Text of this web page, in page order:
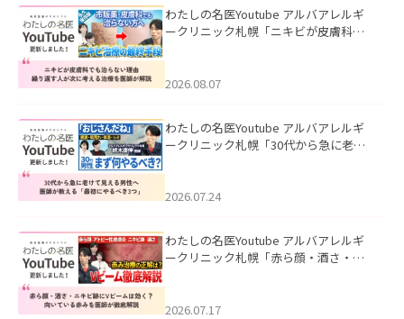
わたしの名医Youtube アルバアレルギ
ークリニック札幌「ニキビが皮膚科で
ました。
2026.08.07
わたしの名医Youtube アルバアレルギ
ークリニック札幌「30代から急に老け
た。
2026.07.24
わたしの名医Youtube アルバアレルギ
ークリニック札幌「赤ら顔・酒さ・ニ
した。
2026.07.17